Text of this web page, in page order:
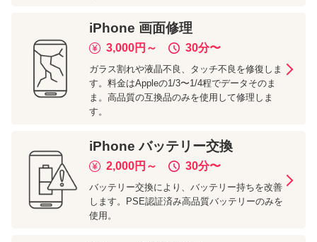
iPhone 画面修理
3,000円～ 30分〜
ガラス割れや液晶不良、タッチ不良を修復しま
す。料金はAppleの1/3〜1/4程でデータそのま
ま。高品質の互換品のみを使用して修理しま
す。
iPhone バッテリー交換
2,000円～ 30分〜
バッテリー交換により、バッテリー持ちを改善
します。PSE認証済み高品質バッテリーのみを
使用。